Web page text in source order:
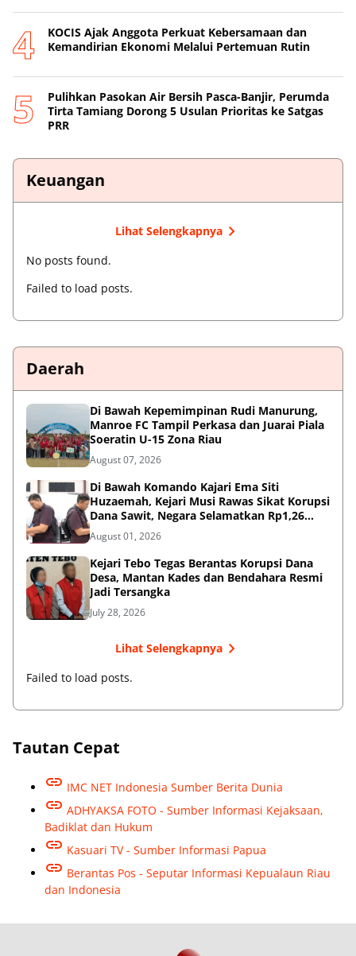
KOCIS Ajak Anggota Perkuat Kebersamaan dan
Kemandirian Ekonomi Melalui Pertemuan Rutin
Pulihkan Pasokan Air Bersih Pasca-Banjir, Perumda
Tirta Tamiang Dorong 5 Usulan Prioritas ke Satgas
PRR
Keuangan
Lihat Selengkapnya
No posts found.
Failed to load posts.
Daerah
Di Bawah Kepemimpinan Rudi Manurung,
Manroe FC Tampil Perkasa dan Juarai Piala
Soeratin U-15 Zona Riau
August 07, 2026
Di Bawah Komando Kajari Ema Siti
Huzaemah, Kejari Musi Rawas Sikat Korupsi
Dana Sawit, Negara Selamatkan Rp1,26
Miliar
August 01, 2026
Kejari Tebo Tegas Berantas Korupsi Dana
Desa, Mantan Kades dan Bendahara Resmi
Jadi Tersangka
July 28, 2026
Lihat Selengkapnya
Failed to load posts.
Tautan Cepat
IMC NET Indonesia Sumber Berita Dunia
ADHYAKSA FOTO - Sumber Informasi Kejaksaan,
Badiklat dan Hukum
Kasuari TV - Sumber Informasi Papua
Berantas Pos - Seputar Informasi Kepualaun Riau
dan Indonesia